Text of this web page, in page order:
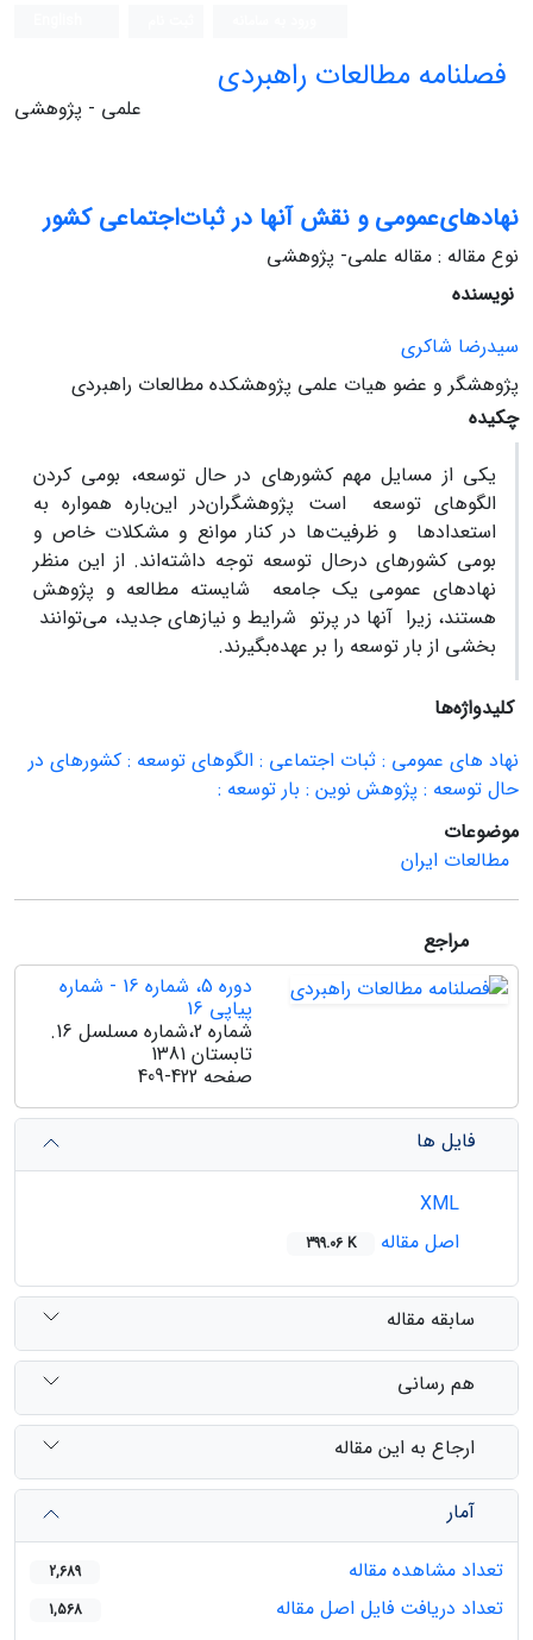
فصلنامه مطالعات راهبردی
علمی - پژوهشی
نهادهای‌عمومی‌ و نقش‌ آنها در ثبات‌اجتماعی‌ کشور
نوع مقاله : مقاله علمی- پژوهشی
نویسنده
سیدرضا شاکری‌
پژوهشگر و عضو هیات‌ علمی‌ پژوهشکده‌ مطالعات‌ راهبردی‌
چکیده
یکی‌ از مسایل‌ مهم‌ کشورهای‌ در حال‌ توسعه‌، بومی‌ کردن‌
الگوهای‌ توسعه‌ است‌ پژوهشگران‌در این‌باره‌ همواره‌ به‌
استعدادها و ظرفیت‌ها در کنار موانع‌ و مشکلات‌ خاص‌ و
بومی‌ کشورهای‌ درحال‌ توسعه‌ توجه‌ داشته‌اند. از این‌ منظر
نهادهای‌ عمومی‌ یک‌ جامعه‌ شایسته‌ مطالعه‌ و پژوهش‌
هستند، زیرا آنها در پرتو شرایط‌ و نیازهای‌ جدید، می‌توانند
بخشی‌ از بار توسعه‌ را بر عهده‌بگیرند.
کلیدواژه‌ها
نهاد های عمومی : ثبات اجتماعی : الگوهای توسعه : کشورهای در
حال توسعه : پژوهش نوین : بار توسعه :
موضوعات
مطالعات ایران
مراجع
دوره 5، شماره 16 - شماره
پیاپی 16
شماره 2،شماره مسلسل 16.
تابستان 1381
صفحه 409-422
فایل ها
اصل مقاله
399.06 K
سابقه مقاله
هم رسانی
ارجاع به این مقاله
آمار
تعداد مشاهده مقاله
2,689
تعداد دریافت فایل اصل مقاله 1,568